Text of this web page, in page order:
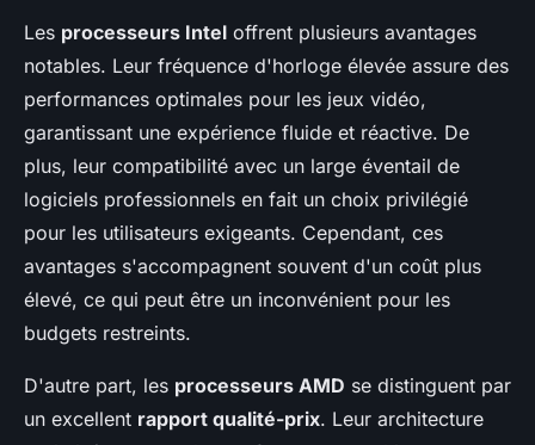
Les processeurs Intel offrent plusieurs avantages
notables. Leur fréquence d'horloge élevée assure des
performances optimales pour les jeux vidéo,
garantissant une expérience fluide et réactive. De
plus, leur compatibilité avec un large éventail de
logiciels professionnels en fait un choix privilégié
pour les utilisateurs exigeants. Cependant, ces
avantages s'accompagnent souvent d'un coût plus
élevé, ce qui peut être un inconvénient pour les
budgets restreints.
D'autre part, les processeurs AMD se distinguent par
un excellent rapport qualité-prix. Leur architecture